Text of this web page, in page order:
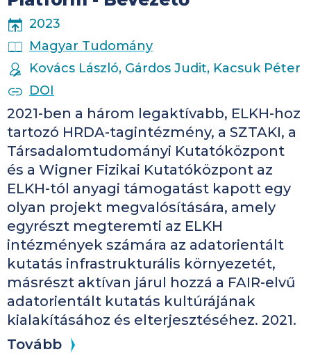
PUBLICATION YEAR
2023
PUBLICATION PLACE
Magyar Tudomány
AUTHORS
Kovács László, Gárdos Judit, Kacsuk Péter
PUBLICATION IDENTIFIERS
DOI
2021-ben a három legaktívabb, ELKH-hoz
tartozó HRDA-tagintézmény, a SZTAKI, a
Társadalomtudományi Kutatóközpont
és a Wigner Fizikai Kutatóközpont az
ELKH-tól anyagi támogatást kapott egy
olyan projekt megvalósítására, amely
egyrészt megteremti az ELKH
intézmények számára az adatorientált
kutatás infrastrukturális környezetét,
másrészt aktívan járul hozzá a FAIR-elvű
adatorientált kutatás kultúrájának
kialakításához és elterjesztéséhez. 2021.
Tovább